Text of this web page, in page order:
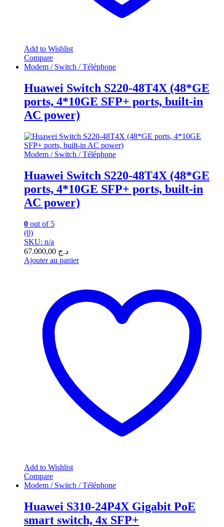
Add to Wishlist
Compare
Modem / Switch / Téléphone
Huawei Switch S220-48T4X (48*GE
ports, 4*10GE SFP+ ports, built-in
AC power)
Modem / Switch / Téléphone
Huawei Switch S220-48T4X (48*GE
ports, 4*10GE SFP+ ports, built-in
AC power)
0 out of 5
(0)
SKU: n/a
د.ج
Ajouter au panier
Add to Wishlist
Compare
Modem / Switch / Téléphone
Huawei S310-24P4X Gigabit PoE
smart switch, 4x SFP+